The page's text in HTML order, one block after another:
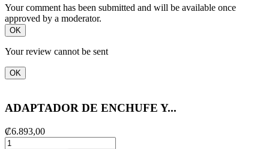
Your comment has been submitted and will be available once
approved by a moderator.
OK
Your review cannot be sent
OK
ADAPTADOR DE ENCHUFE Y...
₡6.893,00